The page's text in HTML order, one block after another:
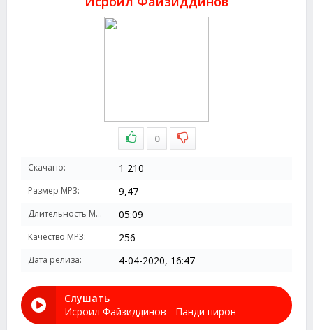
0
Скачано: 1 210
Размер MP3: 9,47
Длительность MP3: 05:09
Качество MP3: 256
Дата релиза: 4-04-2020, 16:47
Слушать
Исроил Файзиддинов - Панди пирон